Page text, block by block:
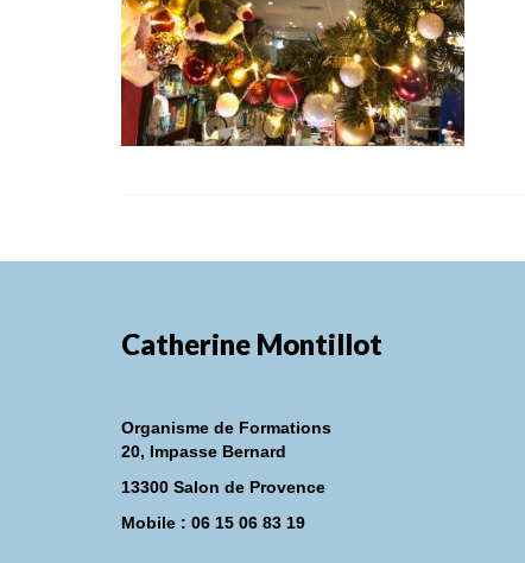
Catherine Montillot
Organisme de Formations
20, Impasse Bernard
13300 Salon de Provence
Mobile : 06 15 06 83 19